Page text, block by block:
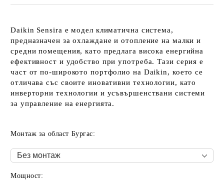
Daikin Sensira е модел климатична система,
предназначен за охлаждане и отопление на малки и
средни помещения, като предлага висока енергийна
ефективност и удобство при употреба. Тази серия е
част от по-широкото портфолио на Daikin, което се
отличава със своите иновативни технологии, като
инверторни технологии и усъвършенствани системи
за управление на енергията.
Монтаж за област Бургас:
Мощност: